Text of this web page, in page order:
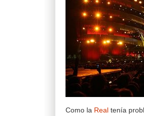
Como la Real tenía